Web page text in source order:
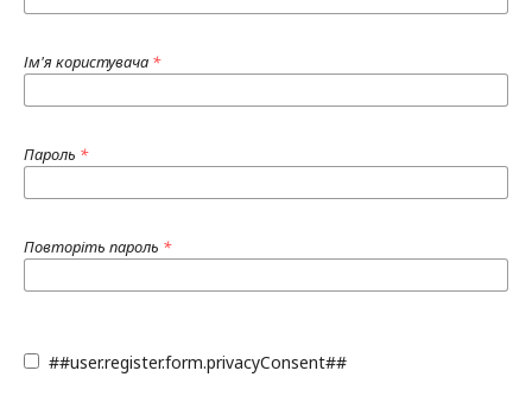
Ім'я користувача *
Пароль *
Повторіть пароль *
##user.register.form.privacyConsent##